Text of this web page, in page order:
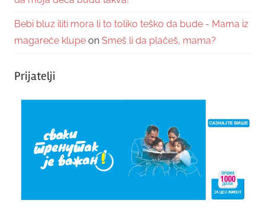
Bebi bluz iliti mora li to toliko teško da bude - Mama iz
magareće klupe on Smeš li da plačeš, mama?
Prijatelji